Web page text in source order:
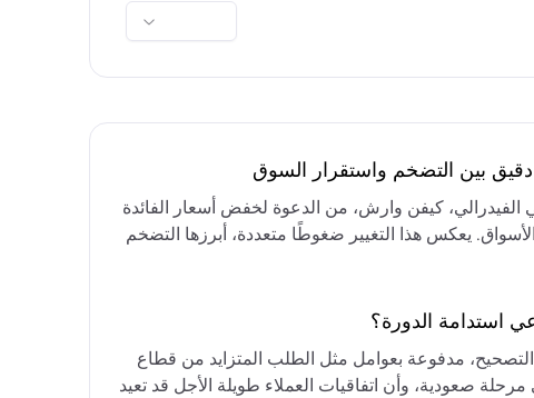
بين التضخم واستقرار السوق
الفيدرالي، كيفن وارش، من الدعوة لخفض أسعار الفائدة
يعكس هذا التغيير ضغوطًا متعددة، أبرزها التضخم
الشرق الأوسط، التي تقيد خيارات خفض الفائدة أو خفض
استدامة الدورة؟
مدفوعة بعوامل مثل الطلب المتزايد من قطاع
صعودية، وأن اتفاقيات العملاء طويلة الأجل قد تعيد